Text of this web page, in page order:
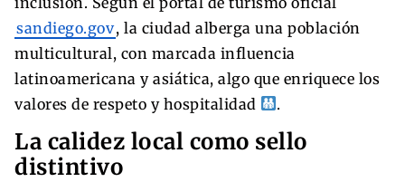
sandiego.gov, la ciudad alberga una población
multicultural, con marcada influencia
latinoamericana y asiática, algo que enriquece los
valores de respeto y hospitalidad
.
La calidez local como sello
distintivo